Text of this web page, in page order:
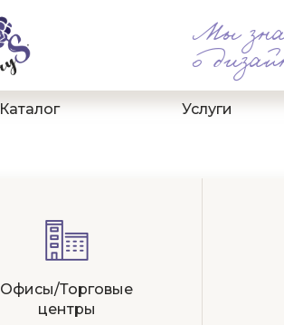
Мы
о
Каталог Услуги
Офисы/Торговые
центры